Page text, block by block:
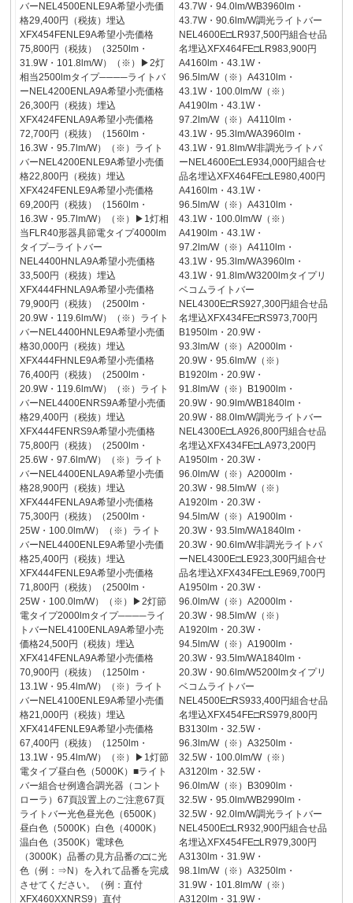
バーNEL4500ENLE9A希望小売価
格29,400円（税抜）埋込
XFX454FENLE9A希望小売価格
75,800円（税抜）（3250lm・
31.9W・101.8lm/W）（※）▶2灯
相当2500lmタイプ────ライトバ
ーNEL4200ENLA9A希望小売価格
26,300円（税抜）埋込
XFX424FENLA9A希望小売価格
72,700円（税抜）（1560lm・
16.3W・95.7lm/W）（※）ライト
バーNEL4200ENLE9A希望小売価
格22,800円（税抜）埋込
XFX424FENLE9A希望小売価格
69,200円（税抜）（1560lm・
16.3W・95.7lm/W）（※）▶1灯相
当FLR40形器具節電タイプ4000lm
タイプ─ライトバー
NEL4400HNLA9A希望小売価格
33,500円（税抜）埋込
XFX444FHNLA9A希望小売価格
79,900円（税抜）（2500lm・
20.9W・119.6lm/W）（※）ライト
バーNEL4400HNLE9A希望小売価
格30,000円（税抜）埋込
XFX444FHNLE9A希望小売価格
76,400円（税抜）（2500lm・
20.9W・119.6lm/W）（※）ライト
バーNEL4400ENRS9A希望小売価
格29,400円（税抜）埋込
XFX444FENRS9A希望小売価格
75,800円（税抜）（2500lm・
25.6W・97.6lm/W）（※）ライト
バーNEL4400ENLA9A希望小売価
格28,900円（税抜）埋込
XFX444FENLA9A希望小売価格
75,300円（税抜）（2500lm・
25W・100.0lm/W）（※）ライト
バーNEL4400ENLE9A希望小売価
格25,400円（税抜）埋込
XFX444FENLE9A希望小売価格
71,800円（税抜）（2500lm・
25W・100.0lm/W）（※）▶2灯節
電タイプ2000lmタイプ────ライ
トバーNEL4100ENLA9A希望小売
価格24,500円（税抜）埋込
XFX414FENLA9A希望小売価格
70,900円（税抜）（1250lm・
13.1W・95.4lm/W）（※）ライト
バーNEL4100ENLE9A希望小売価
格21,000円（税抜）埋込
XFX414FENLE9A希望小売価格
67,400円（税抜）（1250lm・
13.1W・95.4lm/W）（※）▶1灯節
電タイプ昼白色（5000K）■ライト
バー組合せ例適合調光器（コント
ローラ）67頁設置上のご注意67頁
ライトバー光色昼光色（6500K）
昼白色（5000K）白色（4000K）
温白色（3500K）電球色
（3000K）品番の見方品番の□に光
色（例：⇒N）を入れて品番を完成
させてください。（例：直付
XFX460XXNRS9）直付
43.7W・94.0lm/WB3960lm・
43.7W・90.6lm/W調光ライトバー
NEL4600E□LR937,500円組合せ品
名埋込XFX464FE□LR983,900円
A4160lm・43.1W・
96.5lm/W（※）A4310lm・
43.1W・100.0lm/W（※）
A4190lm・43.1W・
97.2lm/W（※）A4110lm・
43.1W・95.3lm/WA3960lm・
43.1W・91.8lm/W非調光ライトバ
ーNEL4600E□LE934,000円組合せ
品名埋込XFX464FE□LE980,400円
A4160lm・43.1W・
96.5lm/W（※）A4310lm・
43.1W・100.0lm/W（※）
A4190lm・43.1W・
97.2lm/W（※）A4110lm・
43.1W・95.3lm/WA3960lm・
43.1W・91.8lm/W3200lmタイプリ
ベコムライトバー
NEL4300E□RS927,300円組合せ品
名埋込XFX434FE□RS973,700円
B1950lm・20.9W・
93.3lm/W（※）A2000lm・
20.9W・95.6lm/W（※）
B1920lm・20.9W・
91.8lm/W（※）B1900lm・
20.9W・90.9lm/WB1840lm・
20.9W・88.0lm/W調光ライトバー
NEL4300E□LA926,800円組合せ品
名埋込XFX434FE□LA973,200円
A1950lm・20.3W・
96.0lm/W（※）A2000lm・
20.3W・98.5lm/W（※）
A1920lm・20.3W・
94.5lm/W（※）A1900lm・
20.3W・93.5lm/WA1840lm・
20.3W・90.6lm/W非調光ライトバ
ーNEL4300E□LE923,300円組合せ
品名埋込XFX434FE□LE969,700円
A1950lm・20.3W・
96.0lm/W（※）A2000lm・
20.3W・98.5lm/W（※）
A1920lm・20.3W・
94.5lm/W（※）A1900lm・
20.3W・93.5lm/WA1840lm・
20.3W・90.6lm/W5200lmタイプリ
ベコムライトバー
NEL4500E□RS933,400円組合せ品
名埋込XFX454FE□RS979,800円
B3130lm・32.5W・
96.3lm/W（※）A3250lm・
32.5W・100.0lm/W（※）
A3120lm・32.5W・
96.0lm/W（※）B3090lm・
32.5W・95.0lm/WB2990lm・
32.5W・92.0lm/W調光ライトバー
NEL4500E□LR932,900円組合せ品
名埋込XFX454FE□LR979,300円
A3130lm・31.9W・
98.1lm/W（※）A3250lm・
31.9W・101.8lm/W（※）
A3120lm・31.9W・